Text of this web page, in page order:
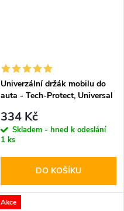
Univerzální držák mobilu do
auta - Tech-Protect, Universal
334 Kč
Skladem - hned k odeslání
1 ks
DO KOŠÍKU
Akce